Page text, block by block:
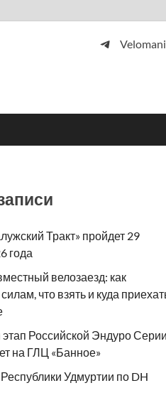
Тракт» пройдет 29
года
велозаезд: как
что взять и куда
Российской Эндуро Серии
на ГЛЦ «Банное»
Удмуртии по DH